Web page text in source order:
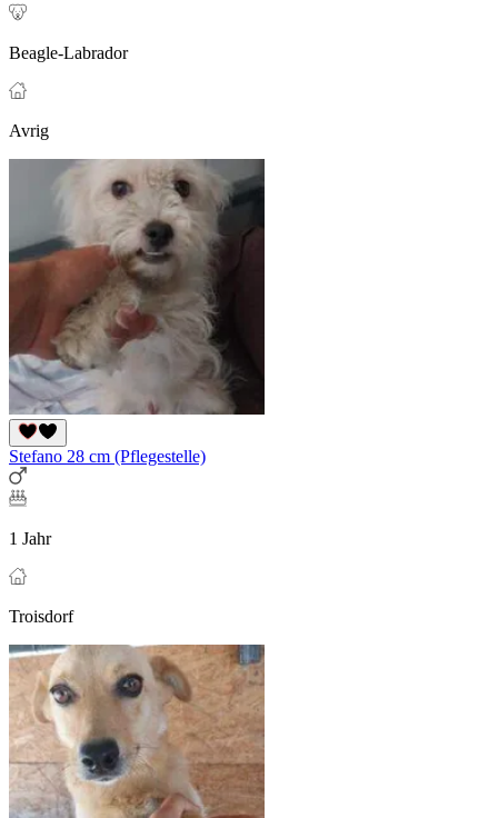
Beagle-Labrador
Avrig
Stefano 28 cm (Pflegestelle)
1 Jahr
Troisdorf